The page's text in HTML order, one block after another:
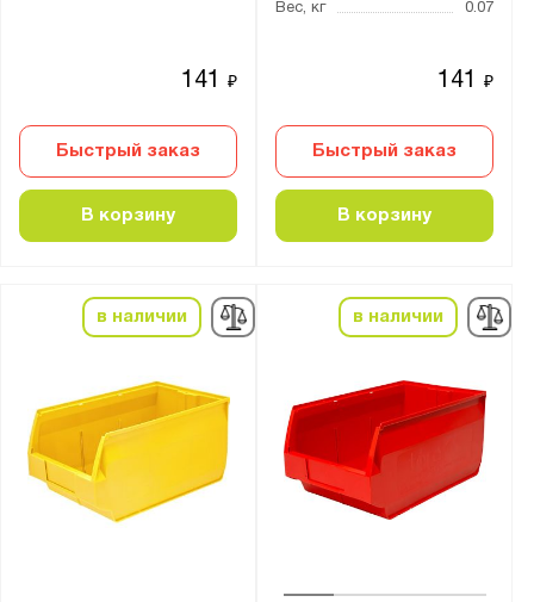
141₽
Быстрый заказ
В корзину
Вес, кг
0.07
141₽
Быстрый заказ
В корзину
в наличии в наличии